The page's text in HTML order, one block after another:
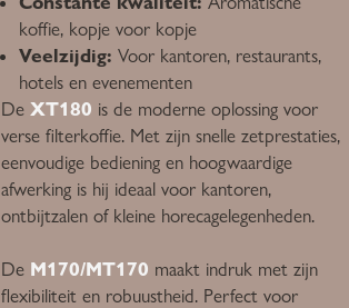
koffie, kopje voor kopje
Veelzijdig: Voor kantoren, restaurants,
hotels en evenementen
De XT180 is de moderne oplossing voor
verse filterkoffie. Met zijn snelle zetprestaties,
eenvoudige bediening en hoogwaardige
afwerking is hij ideaal voor kantoren,
ontbijtzalen of kleine horecagelegenheden.
De M170/MT170 maakt indruk met zijn
flexibiliteit en robuustheid. Perfect voor